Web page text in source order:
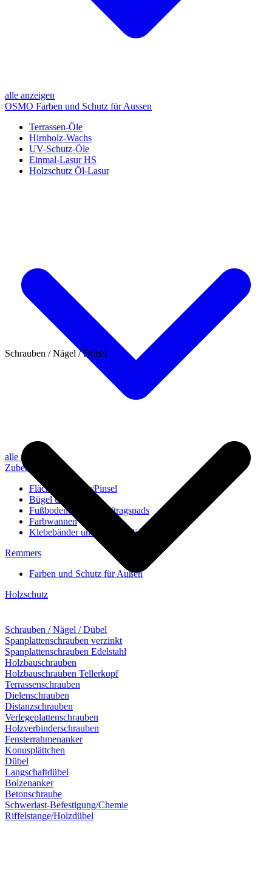
alle anzeigen
OSMO Farben und Schutz für Aussen
Terrassen-Öle
Hirnholz-Wachs
UV-Schutz-Öle
Einmal-Lasur HS
Holzschutz Öl-Lasur
alle anzeigen
Zubehör
Flächenstreicher/Pinsel
Bügel und Rollen
Fußbodenbürsten/Auftragspads
Farbwannen
Klebebänder und Abdeckvlies
Remmers
Farben und Schutz für Außen
Holzschutz
Schrauben / Nägel / Dübel
Schrauben / Nägel / Dübel
Spanplattenschrauben verzinkt
Spanplattenschrauben Edelstahl
Holzbauschrauben
Holzbauschrauben Tellerkopf
Terrassenschrauben
Dielenschrauben
Distanzschrauben
Verlegeplattenschrauben
Holzverbinderschrauben
Fensterrahmenanker
Konusplättchen
Dübel
Langschaftdübel
Bolzenanker
Betonschraube
Schwerlast-Befestigung/Chemie
Riffelstange/Holzdübel